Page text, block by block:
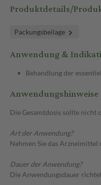
Produktdetails/
Packungsbeilage
Anwendung &
Behandlung der
Anwendungshinweise
Die Gesamtdosis sollte nicht
Art der Anwendung?
Nehmen Sie das Arzneimittel
Dauer der Anwendung?
Die Anwendungsdauer